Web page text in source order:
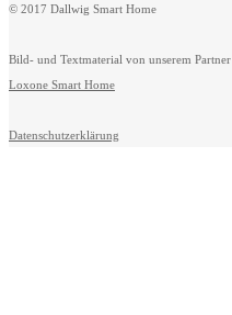
© 2017 Dallwig Smart Home
Bild- und Textmaterial von unserem Partner
Loxone Smart Home
Datenschutzerklärung